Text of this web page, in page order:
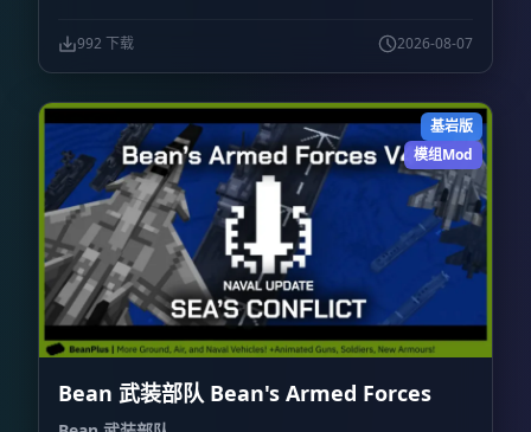
992 下载 2026-08-07
基岩版
模组Mod
Bean 武装部队 Bean's Armed Forces